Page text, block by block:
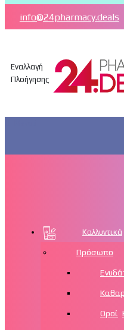
info@24pharmacy.deals
Εναλλαγή
Πλοήγησης
Καλλυντικά
Πρόσωπο
Οροί